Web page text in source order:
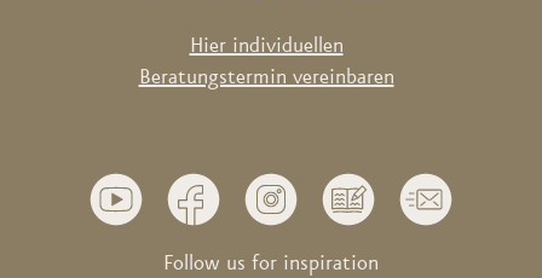
Hier individuellen
Beratungstermin vereinbaren
Follow us for inspiration